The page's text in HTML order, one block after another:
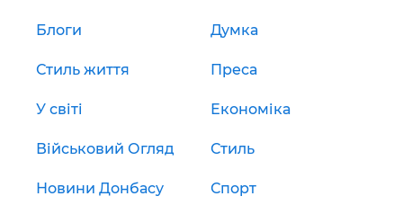
Блоги Думка
Стиль життя Преса
У світі Економіка
Військовий Огляд Стиль
Новини Донбасу Спорт